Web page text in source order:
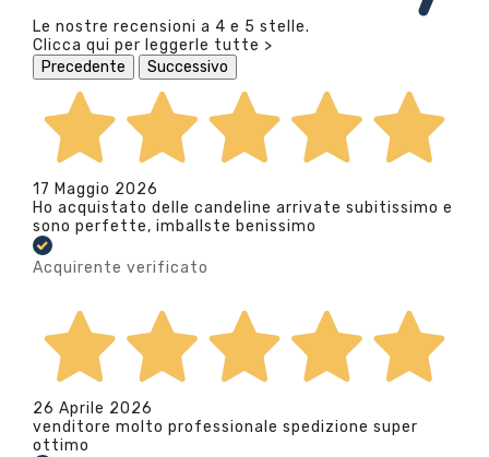
Le nostre recensioni a 4 e 5 stelle.
Clicca qui per leggerle tutte >
Precedente
Successivo
17 Maggio 2026
Ho acquistato delle candeline arrivate subitissimo e
sono perfette, imballste benissimo
Acquirente verificato
26 Aprile 2026
venditore molto professionale spedizione super
ottimo